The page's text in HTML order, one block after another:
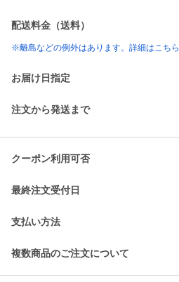
配送料金（送料）
※離島などの例外はあります。詳細はこちら
お届け日指定
注文から発送まで
クーポン利用可否
最終注文受付日
支払い方法
複数商品のご注文について